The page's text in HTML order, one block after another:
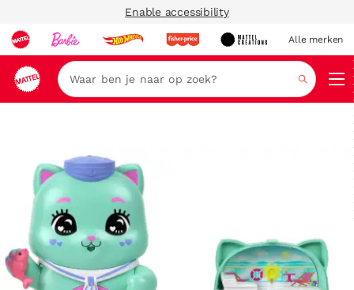
Enable accessibility
Alle merken
Zoeken